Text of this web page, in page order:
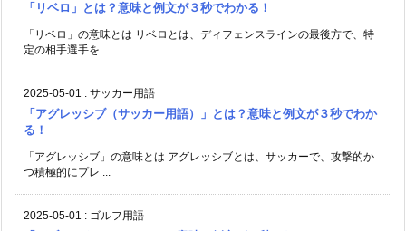
「リベロ」とは？意味と例文が３秒でわかる！
「リベロ」の意味とは リベロとは、ディフェンスラインの最後方で、特
定の相手選手を ...
2025-05-01 : サッカー用語
「アグレッシブ（サッカー用語）」とは？意味と例文が３秒でわか
る！
「アグレッシブ」の意味とは アグレッシブとは、サッカーで、攻撃的か
つ積極的にプレ ...
2025-05-01 : ゴルフ用語